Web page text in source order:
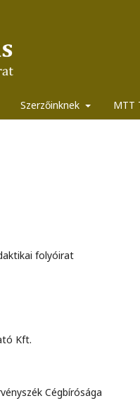
Szerzőinknek MTT
folyóirat
Kft.
Cégbírósága